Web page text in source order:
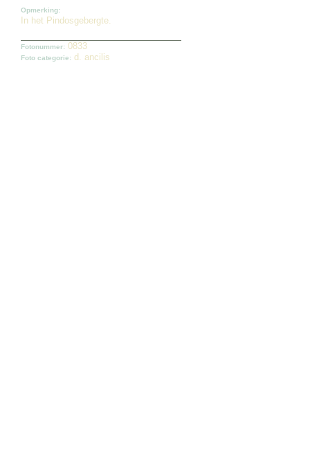
Opmerking:
In het Pindosgebergte.
Fotonummer: 0833
Foto categorie: d. ancilis